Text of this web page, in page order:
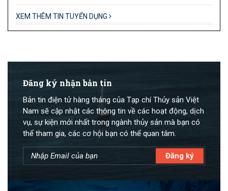
XEM THÊM TIN TUYỂN DỤNG
Đăng ký nhận bản tin
Bản tin điện tử hàng tháng của Tạp chí Thủy sản Việt
Nam sẽ cập nhật các thông tin về các hoạt động, dịch
vụ, sự kiện mới nhất trong ngành thủy sản mà bạn có
thể tham gia, các cơ hội bạn có thể quan tâm.